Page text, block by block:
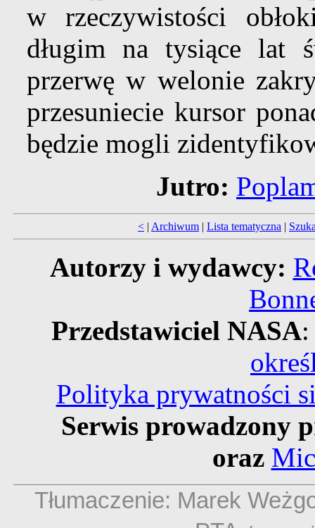
w rzeczywistości
długim na tysiące lat
przerwę w welonie
przesuniecie kursor
będzie mogli
Jutro:
< | Archiwum | Lista tematyczna |
Autorzy i wydawcy:
Przedstawiciel NASA
Polityka prywatności
Serwis prowadzony
oraz
Tłumaczenie: Marek